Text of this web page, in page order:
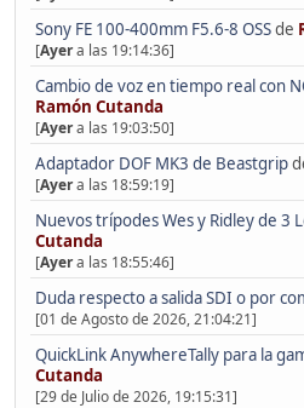
Sony FE 100-400mm F5.6-8 OSSde
[Ayera las 19:14:36]
Cambio de voz en tiempo real con
Ramón Cutanda
[Ayera las 19:03:50]
Adaptador DOF MK3 de Beastgrip
[Ayera las 18:59:19]
Nuevos trípodes Wes y Ridley de 3
Cutanda
[Ayera las 18:55:46]
Duda respecto a salida SDI o por
[01 de Agosto de 2026, 21:04:21]
QuickLink AnywhereTally para la
Cutanda
[29 de Julio de 2026, 19:15:31]